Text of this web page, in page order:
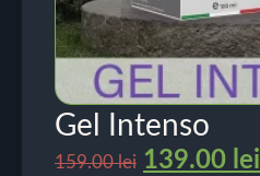
Gel Intenso
159.00lei 139.00 lei